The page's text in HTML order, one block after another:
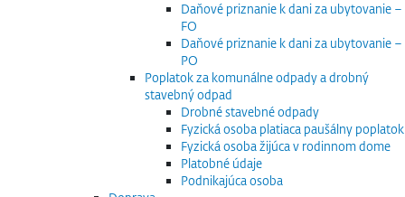
Daňové priznanie k dani za ubytovanie –
FO
Daňové priznanie k dani za ubytovanie –
PO
Poplatok za komunálne odpady a drobný
stavebný odpad
Drobné stavebné odpady
Fyzická osoba platiaca paušálny poplatok
Fyzická osoba žijúca v rodinnom dome
Platobné údaje
Podnikajúca osoba